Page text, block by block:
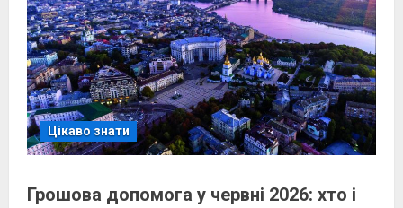
Цікаво знати
Грошова допомога у червні 2026: хто і